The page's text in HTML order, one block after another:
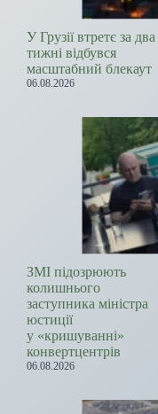
У Грузії втретє за два
тижні відбувся
масштабний блекаут
06.08.2026
ЗМІ підозрюють
колишнього
заступника міністра
юстиції
у «кришуванні»
конвертцентрів
06.08.2026